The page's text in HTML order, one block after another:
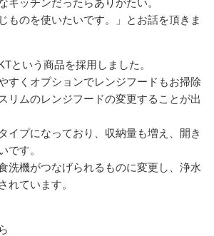
キッチンだったらありがたい。
ものを使いたいです。」とお話を頂きま
という商品を採用しました。
すくオプションでレンジフードもお掃除
リムのレンジフードの変更することが出
イプになっており、収納量も増え、開き
です。
洗機がつなげられるものに変更し、浄水
れています。